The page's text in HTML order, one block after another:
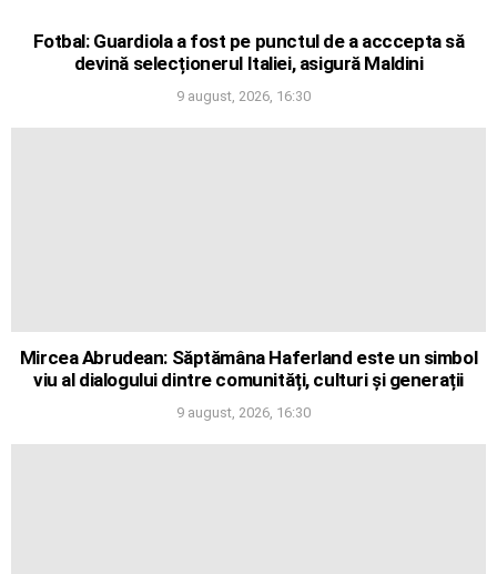
Fotbal: Guardiola a fost pe punctul de a acccepta să
devină selecționerul Italiei, asigură Maldini
9 august, 2026, 16:30
Mircea Abrudean: Săptămâna Haferland este un simbol
viu al dialogului dintre comunități, culturi și generații
9 august, 2026, 16:30